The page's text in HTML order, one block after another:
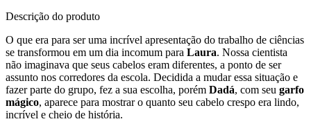
Descrição do produto
O que era para ser uma incrível apresentação do trabalho de ciências
se transformou em um dia incomum para Laura. Nossa cientista
não imaginava que seus cabelos eram diferentes, a ponto de ser
assunto nos corredores da escola. Decidida a mudar essa situação e
fazer parte do grupo, fez a sua escolha, porém Dadá, com seu garfo
mágico, aparece para mostrar o quanto seu cabelo crespo era lindo,
incrível e cheio de história.